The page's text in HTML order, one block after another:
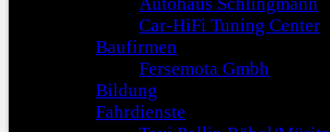
Car-HiFi Tuning Center
Baufirmen
Fersemota Gmbh
Bildung
Fahrdienste